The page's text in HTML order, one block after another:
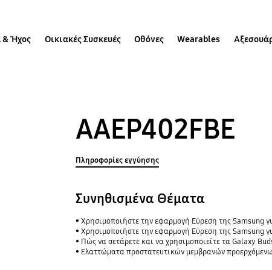
& Ήχος Οικιακές Συσκευές Οθόνες Wearables
AAEP402FBE
Πληροφορίες εγγύησης
Συνηθισμένα Θέματα
Χρησιμοποιήστε την εφαρμογή Εύρεση της Samsung για να μοιραστείτε την
Χρησιμοποιήστε την εφαρμογή Εύρεση της Samsung
Πώς να σετάρετε και να χρησιμοποιείτε τα Galaxy
Ελαττώματα προστατευτικών μεμβρανών προερχόμενων από